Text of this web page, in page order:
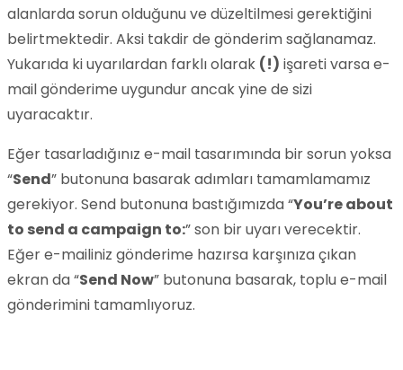
alanlarda sorun olduğunu ve düzeltilmesi gerektiğini
belirtmektedir. Aksi takdir de gönderim sağlanamaz.
Yukarıda ki uyarılardan farklı olarak (!) işareti varsa e-
mail gönderime uygundur ancak yine de sizi
uyaracaktır.
Eğer tasarladığınız e-mail tasarımında bir sorun yoksa
“Send” butonuna basarak adımları tamamlamamız
gerekiyor. Send butonuna bastığımızda “You’re about
to send a campaign to:” son bir uyarı verecektir.
Eğer e-mailiniz gönderime hazırsa karşınıza çıkan
ekran da “Send Now” butonuna basarak, toplu e-mail
gönderimini tamamlıyoruz.